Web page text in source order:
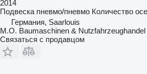
2014
Подвеска пневмо/пневмо Количество
Германия, Saarlouis
M.O. Baumaschinen &
Связаться с продавцом